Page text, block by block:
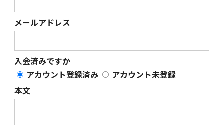
メールアドレス
入会済みですか
アカウント登録済み
アカウント未登録
本文